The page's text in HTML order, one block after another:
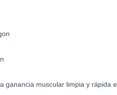
ganancia muscular limpia y